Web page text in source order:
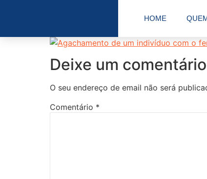
HOME
Deixe um comentário
O seu endereço de email não será
Comentário *